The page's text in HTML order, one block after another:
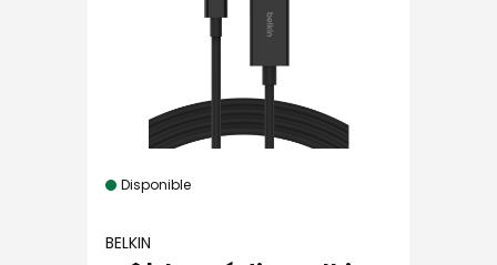
Disponible
BELKIN